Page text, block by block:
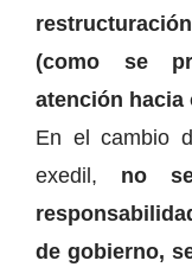
(como se
atención hacia
En el cambio
exedil, no
de gobierno,